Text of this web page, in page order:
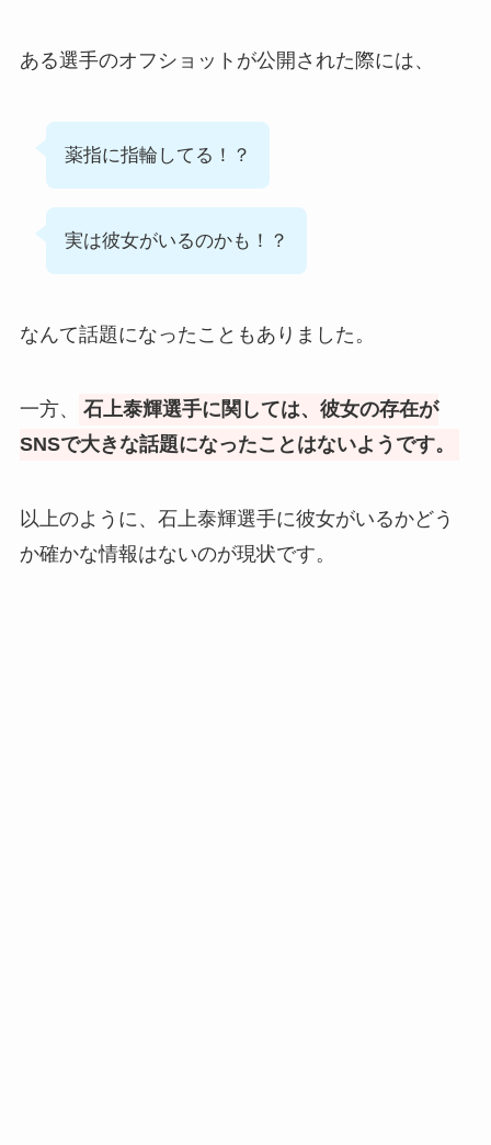
ある選手のオフショットが公開された際には、
薬指に指輪してる！？
実は彼女がいるのかも！？
なんて話題になったこともありました。
一方、
石上泰輝選手に関しては、彼女の存在が
SNSで大きな話題になったことはないようです。
以上のように、石上泰輝選手に彼女がいるかどう
か確かな情報はないのが現状です。